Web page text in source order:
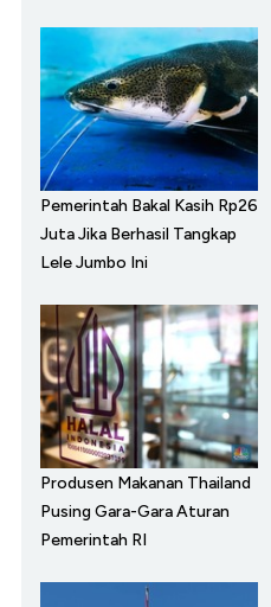
Pemerintah Bakal Kasih Rp26
Juta Jika Berhasil Tangkap
Lele Jumbo Ini
Produsen Makanan Thailand
Pusing Gara-Gara Aturan
Pemerintah RI